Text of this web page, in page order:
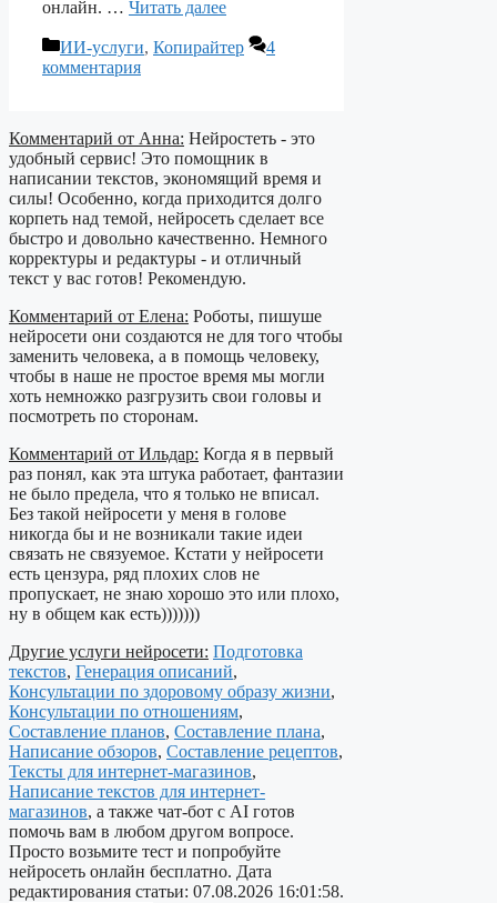
онлайн. … Читать далее
Рубрики
ИИ-услуги, Копирайтер
4
комментария
Комментарий от Анна: Нейростеть - это
удобный сервис! Это помощник в
написании текстов, экономящий время и
силы! Особенно, когда приходится долго
корпеть над темой, нейросеть сделает все
быстро и довольно качественно. Немного
корректуры и редактуры - и отличный
текст у вас готов! Рекомендую.
Комментарий от Елена: Роботы, пишуше
нейросети они создаются не для того чтобы
заменить человека, а в помощь человеку,
чтобы в наше не простое время мы могли
хоть немножко разгрузить свои головы и
посмотреть по сторонам.
Комментарий от Ильдар: Когда я в первый
раз понял, как эта штука работает, фантазии
не было предела, что я только не вписал.
Без такой нейросети у меня в голове
никогда бы и не возникали такие идеи
связать не связуемое. Кстати у нейросети
есть цензура, ряд плохих слов не
пропускает, не знаю хорошо это или плохо,
ну в общем как есть)))))))
Другие услуги нейросети: Подготовка
текстов, Генерация описаний,
Консультации по здоровому образу жизни,
Консультации по отношениям,
Составление планов, Составление плана,
Написание обзоров, Составление рецептов,
Тексты для интернет-магазинов,
Написание текстов для интернет-
магазинов, а также чат-бот с AI готов
помочь вам в любом другом вопросе.
Просто возьмите тест и попробуйте
нейросеть онлайн бесплатно. Дата
редактирования статьи: 07.08.2026 16:01:58.